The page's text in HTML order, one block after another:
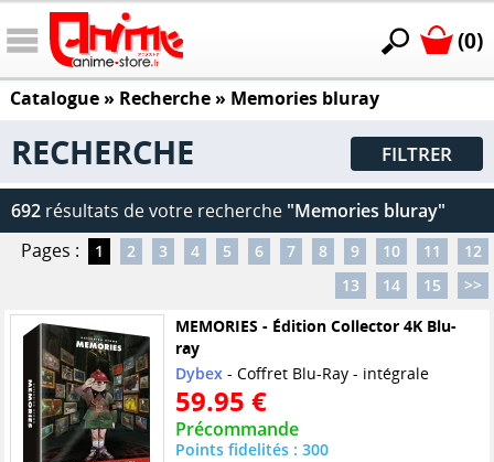
(0)
Catalogue» Recherche » Memories bluray
RECHERCHE FILTRER
692 résultats de votre recherche "Memories bluray"
Pages :
1 2 3 4 5 6 7 8 9 10 11
12
13
14 15
>>
MEMORIES - Édition Collector 4K Blu-
ray
Dybex- Coffret Blu-Ray - intégrale
59.95 €
Précommande
Points fidelités : 300